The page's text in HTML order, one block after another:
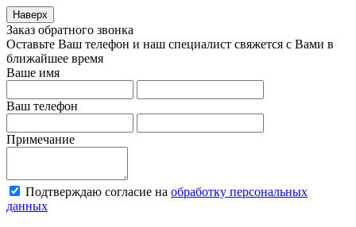
Наверх
Заказ обратного звонка
Оставьте Ваш телефон и наш специалист свяжется с Вами в
ближайшее время
Ваше имя
Ваш телефон
Примечание
Подтверждаю согласие на обработку персональных
данных